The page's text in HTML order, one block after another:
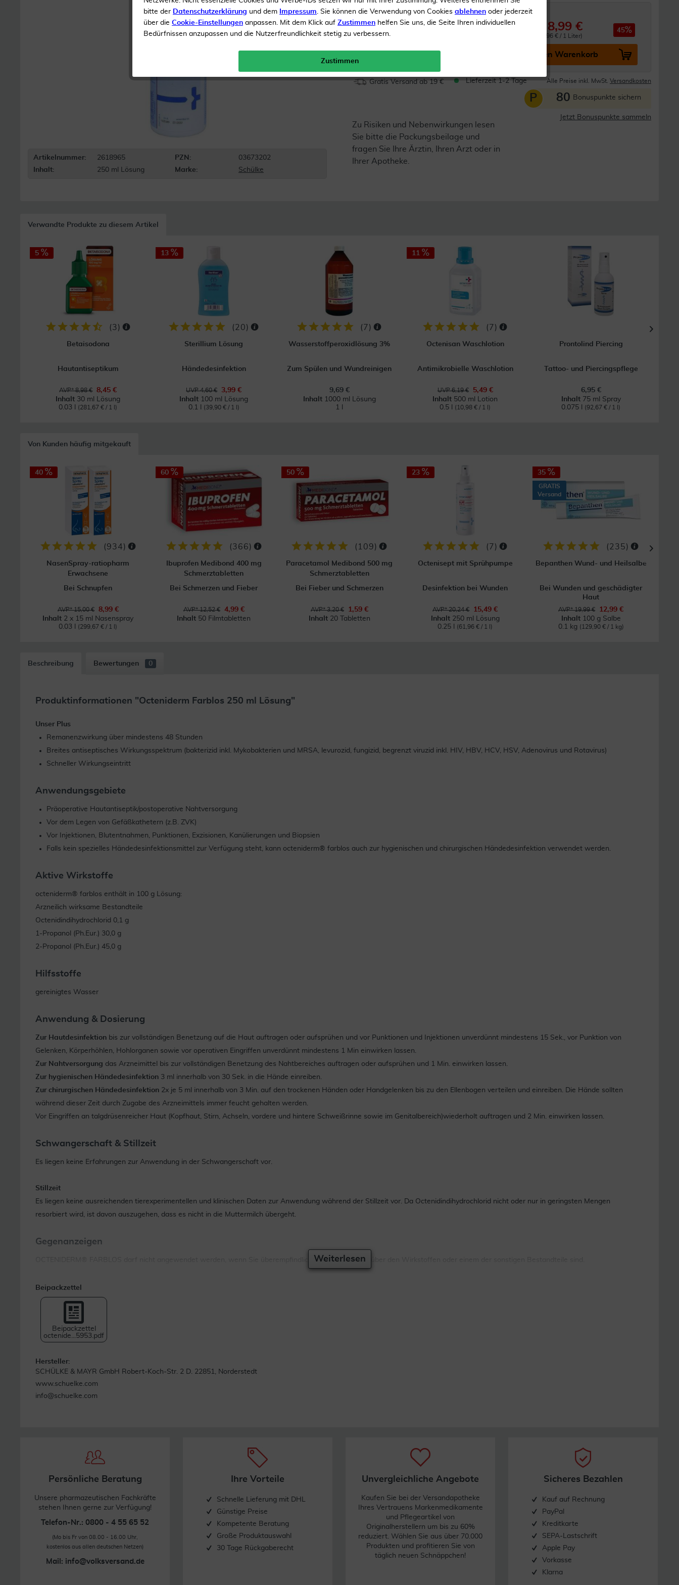
Artikelnummer: 2618965 PZN:
03673202
Inhalt:
250 ml Lösung Marke: Schülke
Inhalt250 ml Lösung
8,99 €
0.25 Liter (35,96 € / 1 Liter)
45
Menge: In den Warenkorb
Gratis Versand ab 19 € Lieferzeit 1-2 Tage Alle Preise inkl. MwSt. Versandkosten
P 80 Bonuspunkte sichern
Jetzt Bonuspunkte sammeln
Zu Risiken und Nebenwirkungen lesen
Sie bitte die Packungsbeilage und
fragen Sie Ihre Ärztin, Ihren Arzt oder in
Ihrer Apotheke.
Verwandte Produkte zu diesem Artikel
5
(3)
Betaisodona
Hautantiseptikum
AVP* 8,98 €
8,45 €
Inhalt 30 ml Lösung
0.03 l
(281,67 € / 1 l)
13
(20)
Sterillium Lösung
Händedesinfektion
UVP 4,60 €
3,99 €
Inhalt 100 ml Lösung
0.1 l
(39,90 € / 1 l)
( 7 )
Wasserstoffperoxidlösung 3%
Zum Spülen und Wundreinigen
9,69 €
Inhalt 1000 ml Lösung
1 l
11
( 7 )
Octenisan Waschlotion
Antimikrobielle Waschlotion
UVP 6,19 €
5,49 €
Inhalt 500 ml Lotion
0.5 l
(10,98 € / 1 l)
Prontolind Piercing
Tattoo- und Piercingspflege
6,95 €
Inhalt 75 ml Spray
0.075 l
(92,67 € / 1 l)
Von Kunden häufig mitgekauft
40
(934)
NasenSpray-ratiopharm
Erwachsene
Bei Schnupfen
AVP* 15,00 €
8,99 €
Inhalt 2 x 15 ml Nasenspray
0.03 l
(299,67 € / 1 l)
60
(366)
Ibuprofen Medibond 400 mg
Schmerztabletten
Bei Schmerzen und Fieber
AVP* 12,52 €
4,99 €
Inhalt 50 Filmtabletten
50
( 109)
Paracetamol Medibond 500 mg
Schmerztabletten
Bei Fieber und Schmerzen
AVP* 3,20 €
1,59 €
Inhalt 20 Tabletten
23
( 7 )
Octenisept mit Sprühpumpe
Desinfektion bei Wunden
AVP* 20,24 €
15,49 €
Inhalt 250 ml Lösung
0.25 l
(61,96 € / 1 l)
35
GRATIS
Versand
(235)
Bepanthen Wund- und Heilsalbe
Bei Wunden und geschädigter
Haut
AVP* 19,99 €
12,99 €
Inhalt 100 g Salbe
0.1 kg (129,90 € / 1 kg)
Beschreibung Bewertungen 0
Produktinformationen "Octeniderm Farblos 250 ml Lösung"
Unser Plus
Remanenzwirkung über mindestens 48 Stunden
Breites antiseptisches Wirkungsspektrum (bakterizid inkl. Mykobakterien und MRSA, levurozid, fungizid, begrenzt viruzid inkl. HIV, HBV, HCV, HSV, Adenovirus und Rotavirus)
Schneller Wirkungseintritt
Anwendungsgebiete
Präoperative Hautantiseptik/postoperative Nahtversorgung
Vor dem Legen von Gefäßkathetern (z.B. ZVK)
Vor Injektionen, Blutentnahmen, Punktionen, Exzisionen, Kanülierungen und Biopsien
Falls kein spezielles Händedesinfektionsmittel zur Verfügung steht, kann octeniderm® farblos auch zur hygienischen und chirurgischen Händedesinfektion verwendet werden.
Aktive Wirkstoffe
octeniderm® farblos enthält in 100 g Lösung:
Arzneilich wirksame Bestandteile
Octenidindihydrochlorid 0,1 g
1-Propanol (Ph.Eur.) 30,0 g
2-Propanol (Ph.Eur.) 45,0 g
Hilfsstoffe
gereinigtes Wasser
Anwendung & Dosierung
Zur Hautdesinfektion bis zur vollständigen Benetzung auf die Haut auftragen oder aufsprühen und vor Punktionen und Injektionen unverdünnt mindestens 15 Sek., vor Punktion von
Gelenken, Körperhöhlen, Hohlorganen sowie vor operativen Eingriffen unverdünnt mindestens 1 Min einwirken lassen.
Zur Nahtversorgung das Arzneimittel bis zur vollständigen Benetzung des Nahtbereiches auftragen oder aufsprühen und 1 Min. einwirken lassen.
Zur hygienischen Händedesinfektion 3 ml innerhalb von 30 Sek. in die Hände einreiben.
Zur chirurgischen Händedesinfektion 2x je 5 ml innerhalb von 3 Min. auf den trockenen Händen oder Handgelenken bis zu den Ellenbogen verteilen und einreiben. Die Hände sollten
während dieser Zeit durch Zugabe des Arzneimittels immer feucht gehalten werden.
Vor Eingriffen an talgdrüsenreicher Haut (Kopfhaut, Stirn, Achseln, vordere und hintere Schweißrinne sowie im Genitalbereich)wiederholt auftragen und 2 Min. einwirken lassen.
Schwangerschaft & Stillzeit
Es liegen keine Erfahrungen zur Anwendung in der Schwangerschaft vor.
Stillzeit
Es liegen keine ausreichenden tierexperimentellen und klinischen Daten zur Anwendung während der Stillzeit vor. Da Octenidindihydrochlorid nicht oder nur in geringsten Mengen
resorbiert wird, ist davon auszugehen, dass es nicht in die Muttermilch übergeht.
Gegenanzeigen
OCTENIDERM® FARBLOS darf nicht angewendet werden, wenn Sie überempfindlich (allergisch) gegenüber den Wirkstoffen oder einem der sonstigen Bestandteile sind.
Wechselwirkungen
Bitte informieren Sie Ihren Arzt oder Apotheker, wenn Sie andere Arzneimittel anwenden bzw. vor kurzem angewendet haben, auch wenn es sich um nicht verschreibungspflichtige
Arzneimittel handelt.
Bei Kontakt von octeniderm® farblos mit Produkten auf Basis von PVP-Iod kann es zu starken braunen bis violetten Verfärbungen kommen.
octeniderm® farblos nicht mit gefärbten Produkten kombinieren.
Warnhinweise & Vorsichtsmaßnahmen
Bei versehentlichem Augenkontakt mit octeniderm® farblos sofort bei geöffnetem Lidspalt mehrere Minuten mit viel Wasser spülen.
Kinder
octeniderm® farblos soll aufgrund des hohen Alkoholanteils nicht bei Frühgeborenen und Neugeborenen mit unreifer Haut (z.B. eingeschränkte Barrierefunktion der Haut) angewendet
werden.
Mögliche Nebenwirkungen
Weiterlesen
Beipackzettel
Beipackzettel
octenide...5953.pdf
Hersteller:
SCHÜLKE & MAYR GmbH Robert-Koch-Str. 2 D. 22851, Norderstedt
www.schuelke.com
info@schuelke.com
Persönliche Beratung
Unsere pharmazeutischen Fachkräfte
stehen Ihnen gerne zur Verfügung!
Telefon-Nr.: 0800 - 4 55 65 52
(Mo bis Fr von 08.00 - 16.00 Uhr,
kostenlos aus allen deutschen Netzen)
Mail: info@volksversand.de
Ihre Vorteile
Schnelle Lieferung mit DHL
Günstige Preise
Kompetente Beratung
Große Produktauswahl
30 Tage Rückgaberecht
Unvergleichliche Angebote
Kaufen Sie bei der Versandapotheke
Ihres Vertrauens Markenmedikamente
und Pflegeartikel von
Originalherstellern um bis zu 60%
reduziert. Wählen Sie aus über 70.000
Produkten und profitieren Sie von
täglich neuen Schnäppchen!
Sicheres Bezahlen
Kauf auf Rechnung
PayPal
Kreditkarte
SEPA-Lastschrift
Apple Pay
Vorkasse
Klarna
bitte der Datenschutzerklärung und dem Impressum. Sie können die Verwendung von Cookies ablehnen oder jederzeit
über die Cookie-Einstellungen anpassen. Mit dem Klick auf Zustimmen helfen Sie uns, die Seite Ihren individuellen
Bedürfnissen anzupassen und die Nutzerfreundlichkeit stetig zu verbessern.
Zustimmen